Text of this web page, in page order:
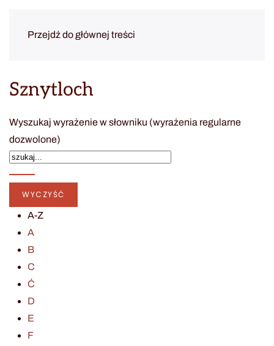
Przejdź do głównej treści
Sznytloch
Wyszukaj wyrażenie w słowniku (wyrażenia regularne
dozwolone)
A-Z
A
B
C
Ć
D
E
F